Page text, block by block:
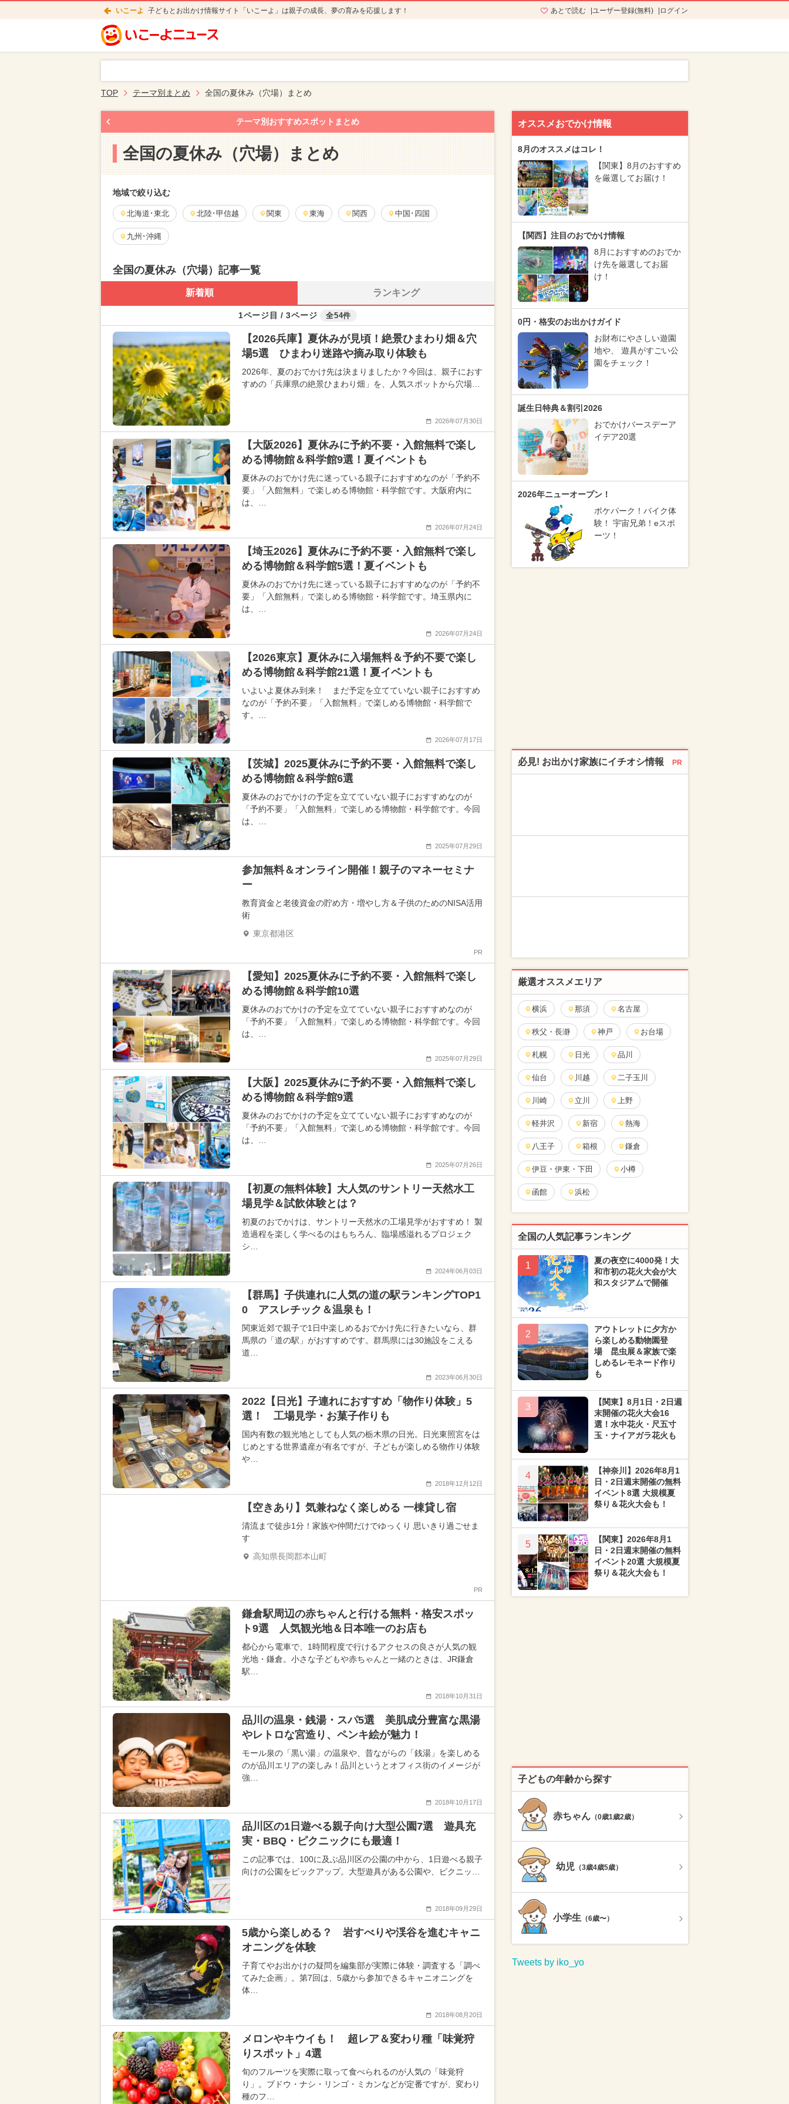
いこーよ 子どもとお出かけ情報サイト「いこーよ」は親子の成長、夢の育みを応援します！ あとで読む ユーザー登録(無料) ログイン
TOP テーマ別まとめ 全国の夏休み（穴場）まとめ
テーマ別おすすめスポットまとめ
全国の夏休み（穴場）まとめ
地域で絞り込む
北海道･東北 北陸･甲信越 関東 東海 関西 中国･四国
九州･沖縄
全国の夏休み（穴場）記事一覧
新着順 ランキング
1ページ目 / 3ページ 全54件
【2026兵庫】夏休みが見頃！絶景ひまわり畑＆穴
場5選 ひまわり迷路や摘み取り体験も
2026年、夏のおでかけ先は決まりましたか？今回は、親子におす
すめの「兵庫県の絶景ひまわり畑」を、人気スポットから穴場…
2026年07月30日
【大阪2026】夏休みに予約不要・入館無料で楽し
める博物館＆科学館9選！夏イベントも
夏休みのおでかけ先に迷っている親子におすすめなのが「予約不
要」「入館無料」で楽しめる博物館・科学館です。大阪府内に
は、…
2026年07月24日
【埼玉2026】夏休みに予約不要・入館無料で楽し
める博物館＆科学館5選！夏イベントも
夏休みのおでかけ先に迷っている親子におすすめなのが「予約不
要」「入館無料」で楽しめる博物館・科学館です。埼玉県内に
は、…
2026年07月24日
【2026東京】夏休みに入場無料＆予約不要で楽し
める博物館＆科学館21選！夏イベントも
いよいよ夏休み到来！ まだ予定を立てていない親子におすすめ
なのが「予約不要」「入館無料」で楽しめる博物館・科学館で
す。…
2026年07月17日
【茨城】2025夏休みに予約不要・入館無料で楽し
める博物館＆科学館6選
夏休みのおでかけの予定を立てていない親子におすすめなのが
「予約不要」「入館無料」で楽しめる博物館・科学館です。今回
は、…
2025年07月29日
参加無料＆オンライン開催！親子のマネーセミナ
ー
教育資金と老後資金の貯め方・増やし方＆子供のためのNISA活用
術
東京都港区
PR
【愛知】2025夏休みに予約不要・入館無料で楽し
める博物館＆科学館10選
夏休みのおでかけの予定を立てていない親子におすすめなのが
「予約不要」「入館無料」で楽しめる博物館・科学館です。今回
は、…
2025年07月29日
【大阪】2025夏休みに予約不要・入館無料で楽し
める博物館＆科学館9選
夏休みのおでかけの予定を立てていない親子におすすめなのが
「予約不要」「入館無料」で楽しめる博物館・科学館です。今回
は、…
2025年07月26日
【初夏の無料体験】大人気のサントリー天然水工
場見学＆試飲体験とは？
初夏のおでかけは、サントリー天然水の工場見学がおすすめ！ 製
造過程を楽しく学べるのはもちろん、臨場感溢れるプロジェク
シ…
2024年06月03日
【群馬】子供連れに人気の道の駅ランキングTOP1
0 アスレチック＆温泉も！
関東近郊で親子で1日中楽しめるおでかけ先に行きたいなら、群
馬県の「道の駅」がおすすめです。群馬県には30施設をこえる
道…
2023年06月30日
2022【日光】子連れにおすすめ「物作り体験」5
選！ 工場見学・お菓子作りも
国内有数の観光地としても人気の栃木県の日光。日光東照宮をは
じめとする世界遺産が有名ですが、子どもが楽しめる物作り体験
や…
2018年12月12日
【空きあり】気兼ねなく楽しめる 一棟貸し宿
清流まで徒歩1分！家族や仲間だけでゆっくり 思いきり過ごせま
す
高知県長岡郡本山町
PR
鎌倉駅周辺の赤ちゃんと行ける無料・格安スポッ
ト9選 人気観光地＆日本唯一のお店も
都心から電車で、1時間程度で行けるアクセスの良さが人気の観
光地・鎌倉。小さな子どもや赤ちゃんと一緒のときは、JR鎌倉
駅…
2018年10月31日
品川の温泉・銭湯・スパ5選 美肌成分豊富な黒湯
やレトロな宮造り、ペンキ絵が魅力！
モール泉の「黒い湯」の温泉や、昔ながらの「銭湯」を楽しめる
のが品川エリアの楽しみ！品川というとオフィス街のイメージが
強…
2018年10月17日
品川区の1日遊べる親子向け大型公園7選 遊具充
実・BBQ・ピクニックにも最適！
この記事では、100に及ぶ品川区の公園の中から、1日遊べる親子
向けの公園をピックアップ。大型遊具がある公園や、ピクニッ…
2018年09月29日
5歳から楽しめる？ 岩すべりや渓谷を進むキャニ
オニングを体験
子育てやお出かけの疑問を編集部が実際に体験・調査する「調べ
てみた企画」。第7回は、5歳から参加できるキャニオニングを
体…
2018年08月20日
メロンやキウイも！ 超レア＆変わり種「味覚狩
りスポット」4選
旬のフルーツを実際に取って食べられるのが人気の「味覚狩
り」。ブドウ・ナシ・リンゴ・ミカンなどが定番ですが、変わり
種のフ…
オススメおでかけ情報
8月のオススメはコレ！
【関東】8月のおすすめ
を厳選してお届け！
【関西】注目のおでかけ情報
8月におすすめのおでか
け先を厳選してお届
け！
0円・格安のお出かけガイド
お財布にやさしい遊園
地や、 遊具がすごい公
園をチェック！
誕生日特典＆割引2026
おでかけバースデーア
イデア20選
2026年ニューオープン！
ポケパーク！バイク体
験！ 宇宙兄弟！eスポ
ーツ！
必見! お出かけ家族にイチオシ情報 PR
厳選オススメエリア
横浜 那須 名古屋
秩父・長瀞 神戸 お台場
札幌 日光 品川
仙台 川越 二子玉川
川崎 立川 上野
軽井沢 新宿 熱海
八王子 箱根 鎌倉
伊豆・伊東・下田 小樽
函館 浜松
全国の人気記事ランキング
1
夏の夜空に4000発！大
和市初の花火大会が大
和スタジアムで開催
2
アウトレットに夕方か
ら楽しめる動物園登
場 昆虫展＆家族で楽
しめるレモネード作り
も
3
【関東】8月1日・2日週
末開催の花火大会16
選！水中花火・尺五寸
玉・ナイアガラ花火も
4
【神奈川】2026年8月1
日・2日週末開催の無料
イベント8選 大規模夏
祭り＆花火大会も！
5
【関東】2026年8月1
日・2日週末開催の無料
イベント20選 大規模夏
祭り＆花火大会も！
子どもの年齢から探す
赤ちゃん （0歳1歳2歳）
幼児 （3歳4歳5歳）
小学生 （6歳〜）
Tweets by iko_yo